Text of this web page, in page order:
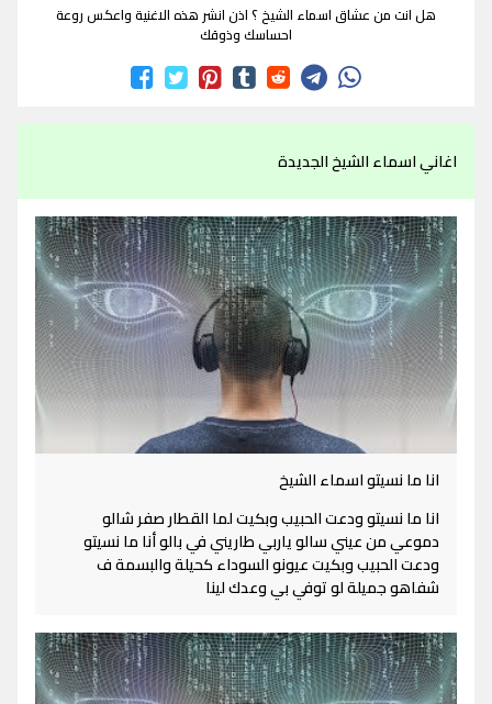
هل انت من عشاق اسماء الشيخ ؟ اذن انشر هذه الاغنية واعكس روعة
احساسك وذوقك
اغاني اسماء الشيخ الجديدة
انا ما نسيتو اسماء الشيخ
انا ما نسيتو ودعت الحبيب وبكيت لما القطار صفر شالو
دموعي من عيني سالو ياربي طاريني في بالو أنا ما نسيتو
ودعت الحبيب وبكيت عيونو السوداء كحيلة والبسمة ف
شفاهو جميلة لو توفي بي وعدك لينا